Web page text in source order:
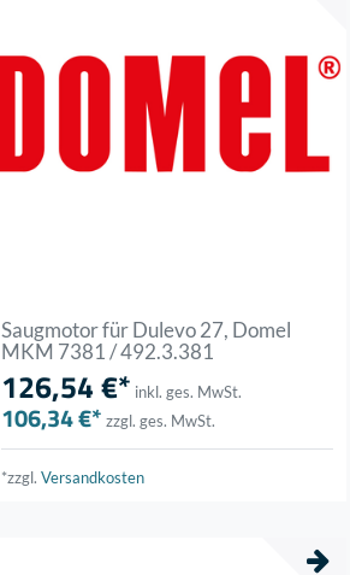
Saugmotor für Dulevo 27, Domel
MKM 7381 / 492.3.381
126,54 €* inkl. ges. MwSt.
106,34 €* zzgl. ges. MwSt.
*zzgl. Versandkosten